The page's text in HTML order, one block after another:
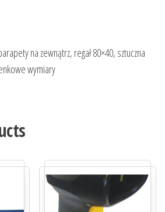
na zewnątrz, regał 80×40, sztuczna
wymiary